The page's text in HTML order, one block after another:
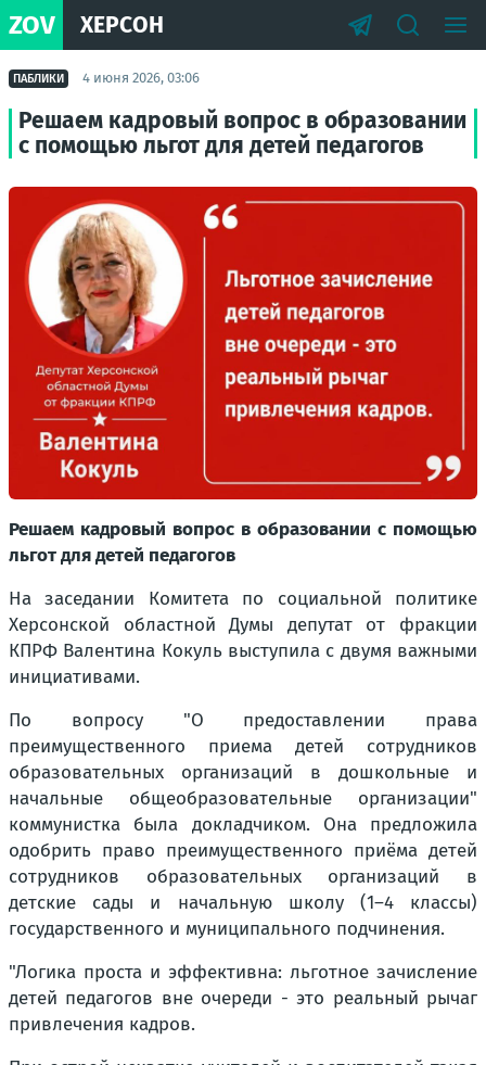
ZOV ХЕРСОН
ПАБЛИКИ 4 июня 2026, 03:06
Решаем кадровый вопрос в образовании
с помощью льгот для детей педагогов
Решаем кадровый вопрос в образовании с помощью
льгот для детей педагогов
На заседании Комитета по социальной политике
Херсонской областной Думы депутат от фракции
КПРФ Валентина Кокуль выступила с двумя важными
инициативами.
По вопросу "О предоставлении права
преимущественного приема детей сотрудников
образовательных организаций в дошкольные и
начальные общеобразовательные организации"
коммунистка была докладчиком. Она предложила
одобрить право преимущественного приёма детей
сотрудников образовательных организаций в
детские сады и начальную школу (1–4 классы)
государственного и муниципального подчинения.
"Логика проста и эффективна: льготное зачисление
детей педагогов вне очереди - это реальный рычаг
привлечения кадров.